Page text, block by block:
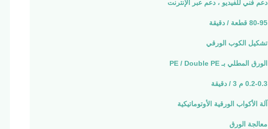
دعم فني للفيديو ، دعم عبر الإنترنت
80-95 قطعة / دقيقة
تشكيل الكوب الورقي
الورق المطلي بـ PE / Double PE
0.2-0.3 م 3 / دقيقة
آلة الأكواب الورقية الأوتوماتيكية
معالجة الورق